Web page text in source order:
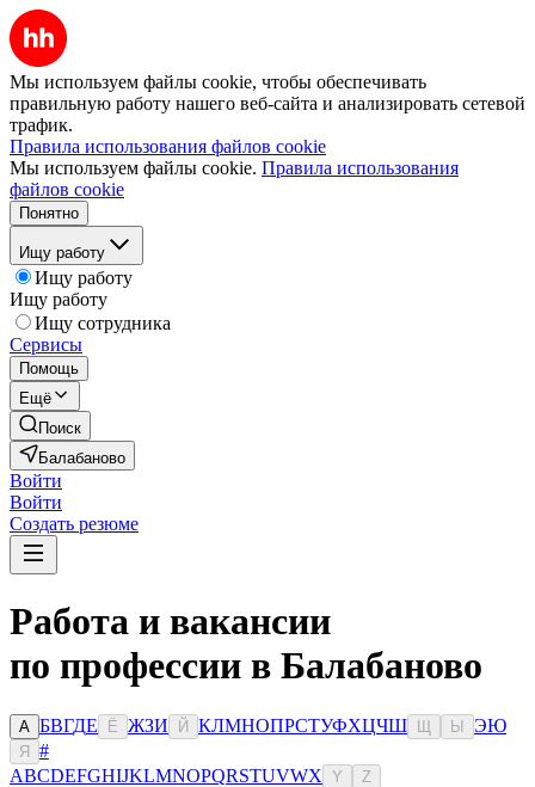
Мы используем файлы cookie, чтобы обеспечивать
правильную работу нашего веб-сайта и анализировать сетевой
трафик.
Правила использования файлов cookie
Мы используем файлы cookie. Правила использования
файлов cookie
Понятно
Ищу работу
Ищу работу
Ищу работу
Ищу сотрудника
Сервисы
Помощь
Ещё
Поиск
Балабаново
Войти
Войти
Создать резюме
Работа и вакансии
по профессии в Балабаново
А БВГДЕ Ё ЖЗИ Й КЛМНОПРСТУФХЦЧШ Ы ЭЮ
Я
#
ABCDEFGHIJKLMNOPQRSTUVWX Y Z